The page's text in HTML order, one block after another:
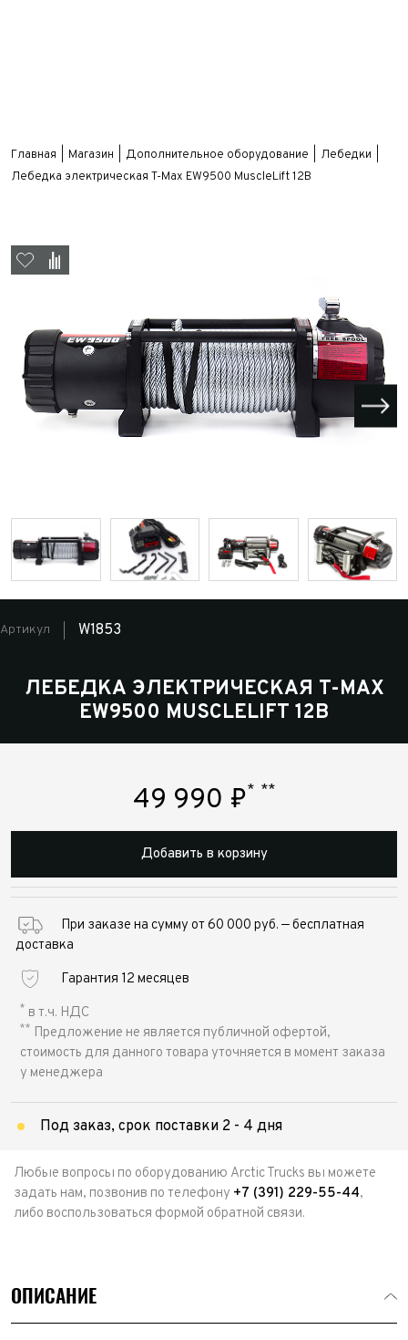
Главная Магазин Дополнительное оборудование
Лебедки
Лебедка электрическая T-Max EW9500 MuscleLift 12В
Артикул W1853
ЛЕБЕДКА ЭЛЕКТРИЧЕСКАЯ T-MAX
EW9500 MUSCLELIFT 12В
49 990 ₽* **
Добавить в корзину
При заказе на сумму от 60 000 руб. — бесплатная
доставка
Гарантия 12 месяцев
* в т.ч. НДС
** Предложение не является публичной офертой,
стоимость для данного товара уточняется в момент заказа
у менеджера
Под заказ, срок поставки 2 - 4 дня
Любые вопросы по оборудованию Arctic Trucks вы можете
задать нам, позвонив по телефону +7 (391) 229-55-44,
либо воспользоваться формой обратной связи.
ОПИСАНИЕ